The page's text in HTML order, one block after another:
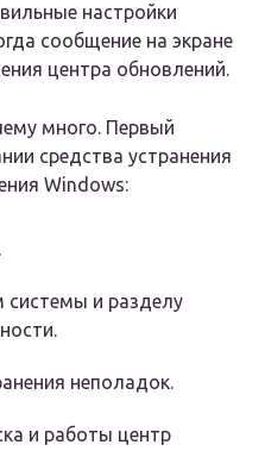
настройки
сообщение на экране
центра обновлений.
много. Первый
средства устранения
Windows:
системы и разделу
неполадок.
и работы центр